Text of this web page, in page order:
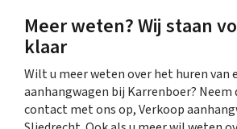
Meer weten? Wij staan
klaar
Wilt u meer weten over het huren van
aanhangwagen bij Karrenboer? Neem
contact met ons op, Verkoop